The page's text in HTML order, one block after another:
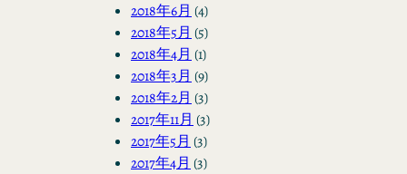
2018年6月 (4)
2018年5月 (5)
2018年4月 (1)
2018年3月 (9)
2018年2月 (3)
2017年11月 (3)
2017年5月 (3)
2017年4月 (3)